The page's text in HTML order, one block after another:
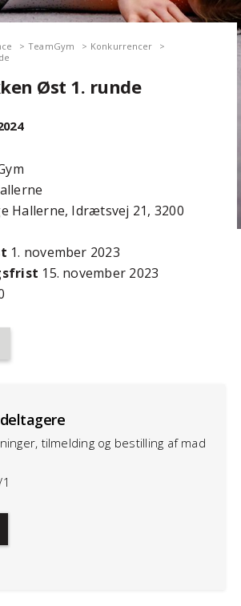
TeamGym
Konkurrencer
Øst 1. runde
Hallerne, Idrætsvej 21, 3200
1. november 2023
15. november 2023
tilmelding og bestilling af mad